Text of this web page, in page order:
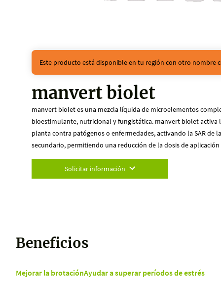
Este producto está disponible en tu región con otro nombre
manvert biolet
manvert biolet es una mezcla líquida de microelementos
bioestimulante, nutricional y fungistática. manvert biolet activa
planta contra patógenos o enfermedades, activando la SAR de
secundario, permitiendo una reducción de la dosis de
Solicitar información
Beneficios
Mejorar la brotaciónAyudar a superar períodos de estrés